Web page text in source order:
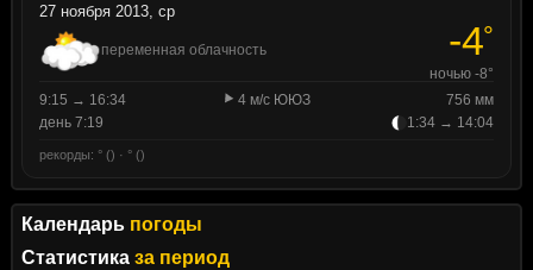
27 ноября 2013, ср
переменная облачность -4°
ночью -8°
9:15 → 16:34
4 м/с ЮЮЗ
756 мм
день 7:19
1:34 → 14:04
рекорды: ° () · ° ()
Календарь погоды
Статистика за период